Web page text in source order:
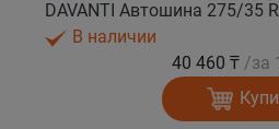
В наличии
40 460 ₸ /за